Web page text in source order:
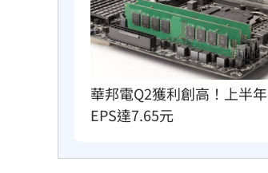
華邦電Q2獲利創高！上半年
EPS達7.65元